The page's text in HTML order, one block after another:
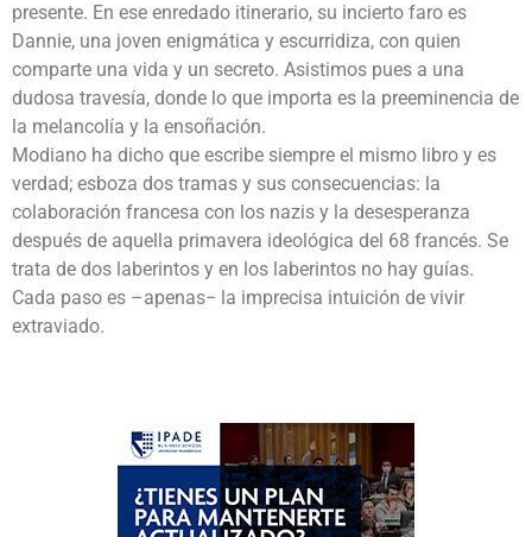
presente. En ese enredado itinerario, su incierto faro es
Dannie, una joven enigmática y escurridiza, con quien
comparte una vida y un secreto. Asistimos pues a una
dudosa travesía, donde lo que importa es la preeminencia de
la melancolía y la ensoñación.
Modiano ha dicho que escribe siempre el mismo libro y es
verdad; esboza dos tramas y sus consecuencias: la
colaboración francesa con los nazis y la desesperanza
después de aquella primavera ideológica del 68 francés. Se
trata de dos laberintos y en los laberintos no hay guías.
Cada paso es –apenas− la imprecisa intuición de vivir
extraviado.